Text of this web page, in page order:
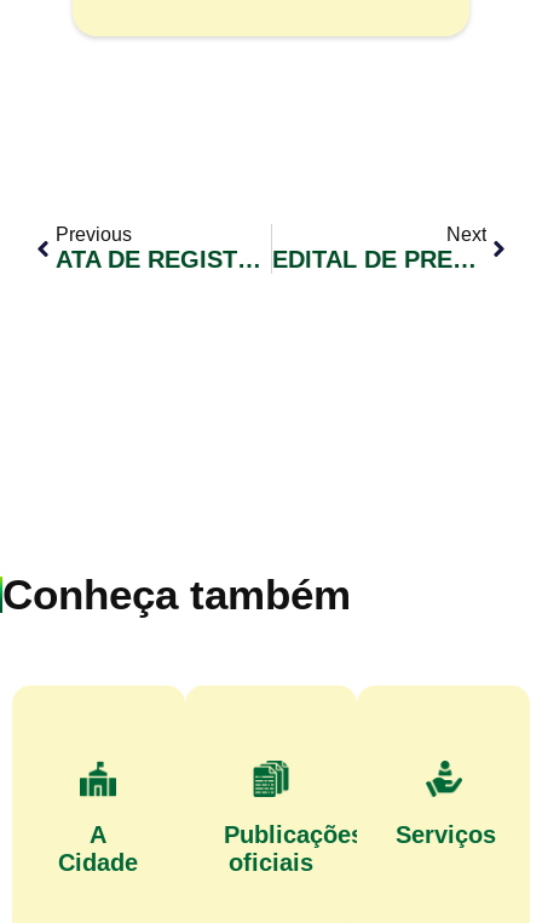
Previous
ATA DE REGISTRO DE PREÇOS Nº 007/2026 PREGÃO ELETRÔNICO Nº 012/2026 PROCESSO ADMINISTRATIVO Nº 1606/2025
Next
EDITAL DE PREGÃO ELETRÔNICO Nº 018/2026
Conheça também
A
Cidade
Publicações
oficiais
Serviços